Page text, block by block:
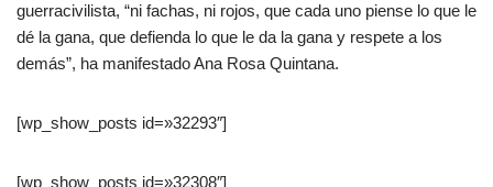
guerracivilista, “ni fachas, ni rojos, que cada uno piense lo que le
dé la gana, que defienda lo que le da la gana y respete a los
demás”, ha manifestado Ana Rosa Quintana.
[wp_show_posts id=»32293″]
[wp_show_posts id=»32308″]